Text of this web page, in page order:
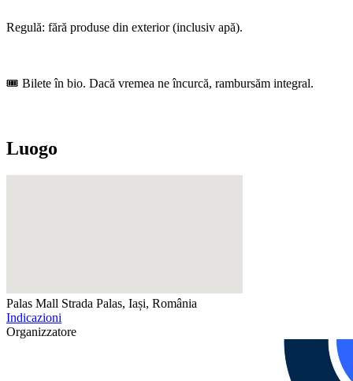
Regulă: fără produse din exterior (inclusiv apă).
🎟️ Bilete în bio. Dacă vremea ne încurcă, rambursăm integral.
Luogo
Palas Mall Strada Palas, Iași, România
Indicazioni
Organizzatore